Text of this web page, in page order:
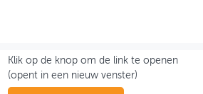
Klik op de knop om de link te openen
(opent in een nieuw venster)